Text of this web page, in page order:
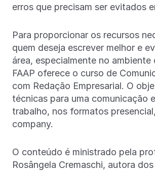
erros que precisam ser evitados
Para proporcionar os recursos
quem deseja escrever melhor e
área, especialmente no
FAAP oferece o curso de
com Redação Empresarial. O
técnicas para uma comunicação
trabalho, nos formatos
company.
O conteúdo é ministrado pela
Rosângela Cremaschi, autora